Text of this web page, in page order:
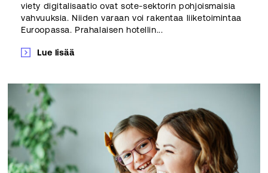
viety digitalisaatio ovat sote-sektorin pohjoismaisia
vahvuuksia. Niiden varaan voi rakentaa liiketoimintaa
Euroopassa. Prahalaisen hotellin...
Lue lisää